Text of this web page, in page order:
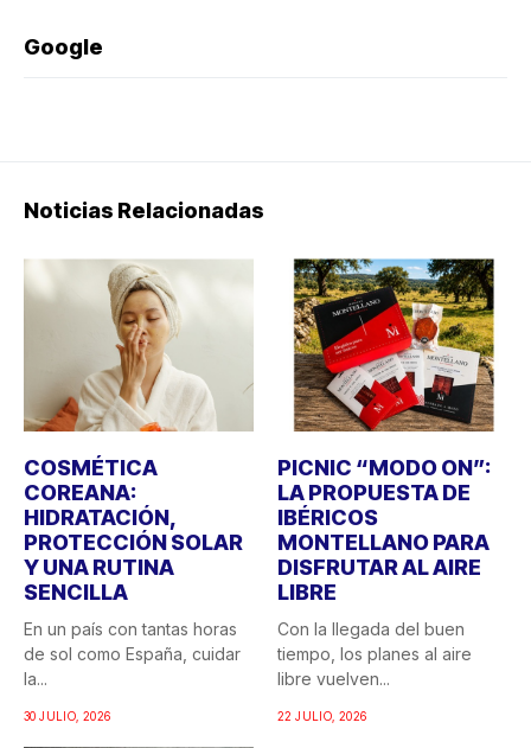
Google
Noticias Relacionadas
COSMÉTICA
COREANA:
HIDRATACIÓN,
PROTECCIÓN SOLAR
Y UNA RUTINA
SENCILLA
En un país con tantas horas
de sol como España, cuidar
la...
30 JULIO, 2026
PICNIC “MODO ON”:
LA PROPUESTA DE
IBÉRICOS
MONTELLANO PARA
DISFRUTAR AL AIRE
LIBRE
Con la llegada del buen
tiempo, los planes al aire
libre vuelven...
22 JULIO, 2026